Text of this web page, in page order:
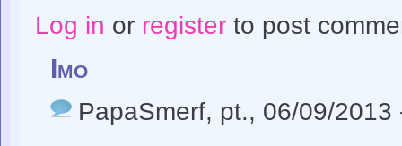
Log in or registerto post
Imo
PapaSmerf, pt., 06/09/2013